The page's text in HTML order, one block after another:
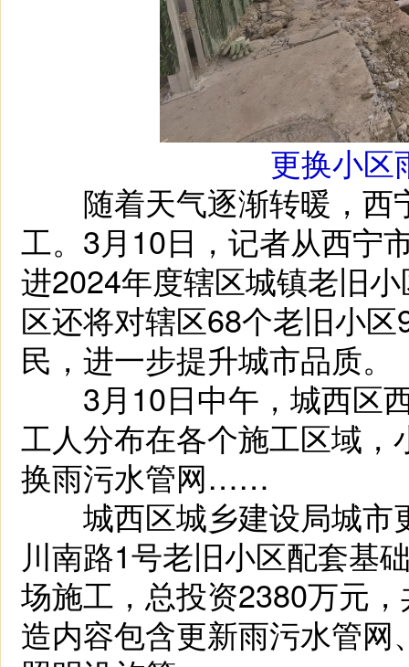
更换小区
随着天气逐渐转暖，西
工。3月10日，记者从西宁
进2024年度辖区城镇老旧
区还将对辖区68个老旧小
民，进一步提升城市品质。
3月10日中午，城西区西
工人分布在各个施工区域
换雨污水管网……
城西区城乡建设局城市
川南路1号老旧小区配套基
场施工，总投资2380万元
造内容包含更新雨污水管